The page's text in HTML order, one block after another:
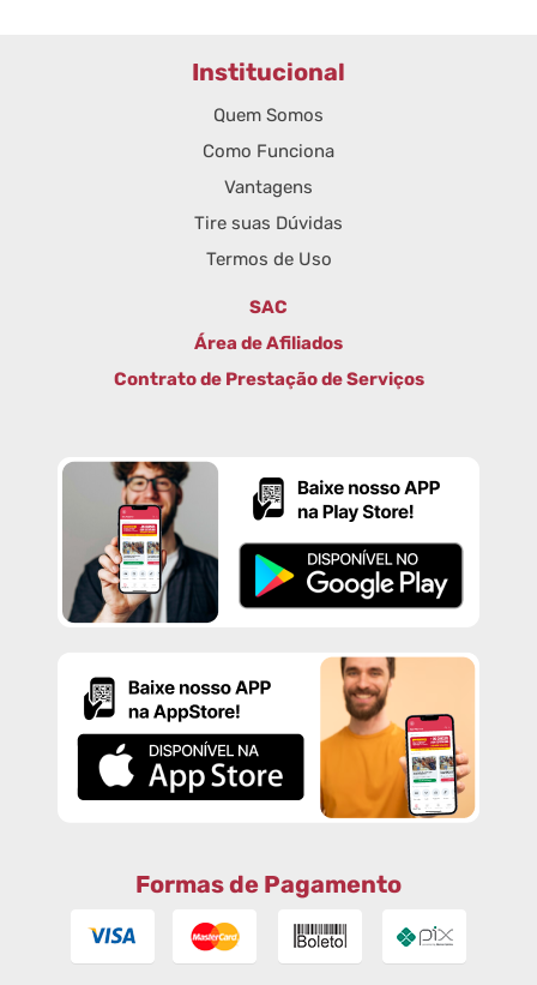
Institucional
Quem Somos
Como Funciona
Vantagens
Tire suas Dúvidas
Termos de Uso
SAC
Área de Afiliados
Contrato de Prestação de Serviços
Formas de Pagamento